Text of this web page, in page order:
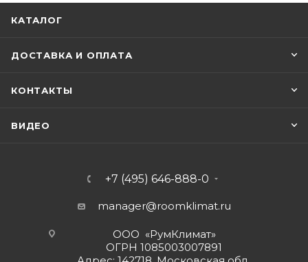
КАТАЛОГ
ДОСТАВКА И ОПЛАТА
КОНТАКТЫ
ВИДЕО
+7 (495) 646-888-0
manager@roomklimat.ru
ООО «РумКлимат»
ОГРН 1085003007891